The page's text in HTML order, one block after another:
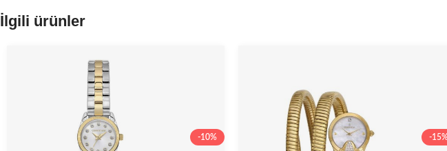
İlgili ürünler
-10% -